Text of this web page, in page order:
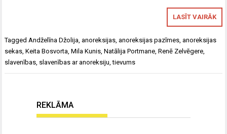
LASĪT VAIRĀK
Tagged Andželīna Džolija ,anoreksijas ,anoreksijas pazīmes ,anoreksijas
sekas ,Keita Bosvorta ,Mila Kunis ,Natālija Portmane ,Renē Zelvēgere
slavenības slavenības ar anoreksiju ,tievums
REKLĀMA